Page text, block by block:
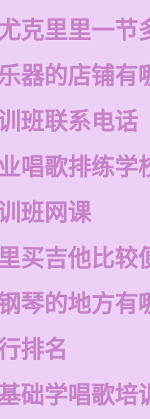
克里里一节
器的店铺有
班联系电话
唱歌排练学
班网课
买吉他比较
琴的地方有
排名
础学唱歌培